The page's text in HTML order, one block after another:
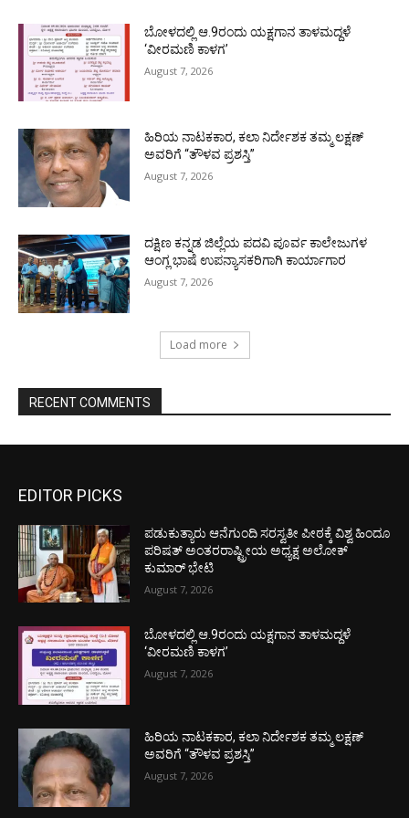
ಬೋಳದಲ್ಲಿ ಆ.9ರಂದು ಯಕ್ಷಗಾನ ತಾಳಮದ್ದಳೆ
‘ವೀರಮಣಿ ಕಾಳಗ’
August 7, 2026
ಹಿರಿಯ ನಾಟಕಕಾರ, ಕಲಾ ನಿರ್ದೇಶಕ ತಮ್ಮ ಲಕ್ಷಣ್
ಅವರಿಗೆ “ತೌಳವ ಪ್ರಶಸ್ತಿ”
August 7, 2026
ದಕ್ಷಿಣ ಕನ್ನಡ ಜಿಲ್ಲೆಯ ಪದವಿ ಪೂರ್ವ ಕಾಲೇಜುಗಳ
ಆಂಗ್ಲ ಭಾಷೆ ಉಪನ್ಯಾಸಕರಿಗಾಗಿ ಕಾರ್ಯಾಗಾರ
August 7, 2026
Load more
RECENT COMMENTS
EDITOR PICKS
ಪಡುಕುತ್ಯಾರು ಆನೆಗುಂದಿ ಸರಸ್ವತೀ ಪೀಠಕ್ಕೆ ವಿಶ್ವ ಹಿಂದೂ
ಪರಿಷತ್ ಅಂತರರಾಷ್ಟ್ರೀಯ ಅಧ್ಯಕ್ಷ ಅಲೋಕ್
ಕುಮಾರ್ ಭೇಟಿ
August 7, 2026
ಬೋಳದಲ್ಲಿ ಆ.9ರಂದು ಯಕ್ಷಗಾನ ತಾಳಮದ್ದಳೆ
‘ವೀರಮಣಿ ಕಾಳಗ’
August 7, 2026
ಹಿರಿಯ ನಾಟಕಕಾರ, ಕಲಾ ನಿರ್ದೇಶಕ ತಮ್ಮ ಲಕ್ಷಣ್
ಅವರಿಗೆ “ತೌಳವ ಪ್ರಶಸ್ತಿ”
August 7, 2026